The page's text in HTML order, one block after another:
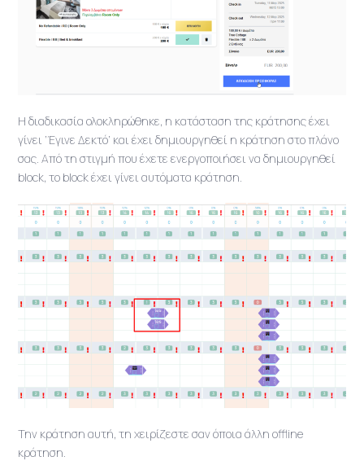
Η διαδικασία ολοκληρώθηκε, η κατάσταση της κράτησης έχει
γίνει ‘Έγινε Δεκτό’ και έχει δημιουργηθεί η κράτηση στο πλάνο
σας. Από τη στιγμή που έχετε ενεργοποιήσει να δημιουργηθεί
block, το block έχει γίνει αυτόματα κράτηση.
Την κράτηση αυτή, τη χειρίζεστε σαν όποια άλλη offline
κράτηση.